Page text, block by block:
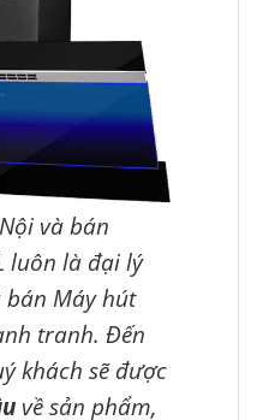
và bán
luôn là đại lý
bán Máy hút
tranh. Đến
khách sẽ được
về sản phẩm,